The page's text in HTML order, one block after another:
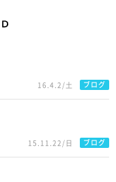
16.4.2/土 ブログ
15.11.22/日 ブログ